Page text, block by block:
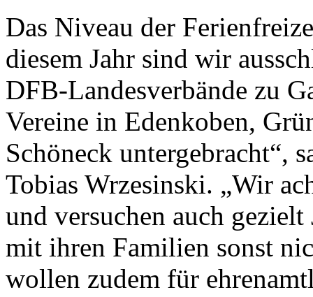
Das Niveau der
diesem Jahr sind wir
DFB-Landesverbände zu
Vereine in Edenkoben,
Schöneck untergebracht“,
Tobias Wrzesinski. „Wir
und versuchen auch
mit ihren Familien sonst
wollen zudem für